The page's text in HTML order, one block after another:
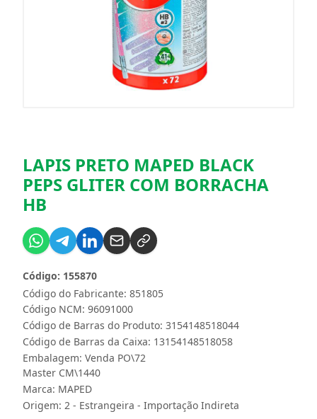
LAPIS PRETO MAPED BLACK
PEPS GLITER COM BORRACHA
HB
Código do Fabricante: 851805
Código: 155870
Código NCM: 96091000
Código de Barras do Produto: 3154148518044
Código de Barras da Caixa: 13154148518058
Embalagem: Venda PO\72
Master CM\1440
Marca: MAPED
Origem: 2 - Estrangeira - Importação Indireta